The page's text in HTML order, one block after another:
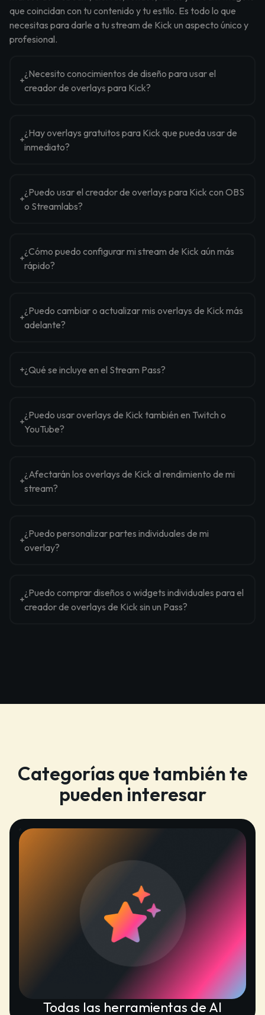
que coincidan con tu contenido y tu estilo. Es todo lo que
necesitas para darle a tu stream de Kick un aspecto único y
profesional.
¿Necesito conocimientos de diseño para usar el
creador de overlays para Kick?
¿Hay overlays gratuitos para Kick que pueda usar de
inmediato?
¿Puedo usar el creador de overlays para Kick con OBS
o Streamlabs?
¿Cómo puedo configurar mi stream de Kick aún más
rápido?
¿Puedo cambiar o actualizar mis overlays de Kick más
adelante?
¿Qué se incluye en el Stream Pass?
¿Puedo usar overlays de Kick también en Twitch o
YouTube?
¿Afectarán los overlays de Kick al rendimiento de mi
stream?
¿Puedo personalizar partes individuales de mi
overlay?
¿Puedo comprar diseños o widgets individuales para el
creador de overlays de Kick sin un Pass?
Categorías que también te
pueden interesar
Todas las herramientas de AI